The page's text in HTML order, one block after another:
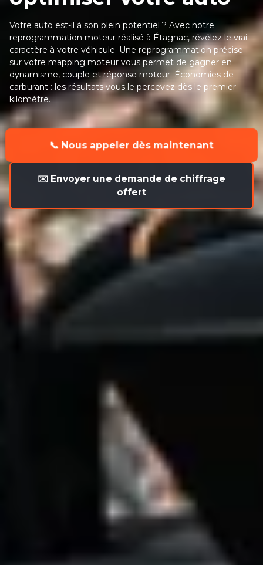
Votre auto est-il à son plein potentiel ? Avec notre
reprogrammation moteur réalisé à Étagnac, révélez le vrai
caractère à votre véhicule. Une reprogrammation précise
sur votre mapping moteur vous permet de gagner en
dynamisme, couple et réponse moteur. Économies de
carburant : les résultats vous le percevez dès le premier
kilomètre.
📞 Nous appeler dès maintenant
✉️ Envoyer une demande de chiffrage
offert